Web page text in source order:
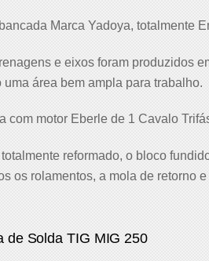
Marca Yadoya, totalmente
e eixos foram produzidos
área bem ampla para trabalho.
com motor Eberle de 1 Cavalo
reformado, o bloco
os rolamentos, a mola de retorno
de Solda TIG MIG 250